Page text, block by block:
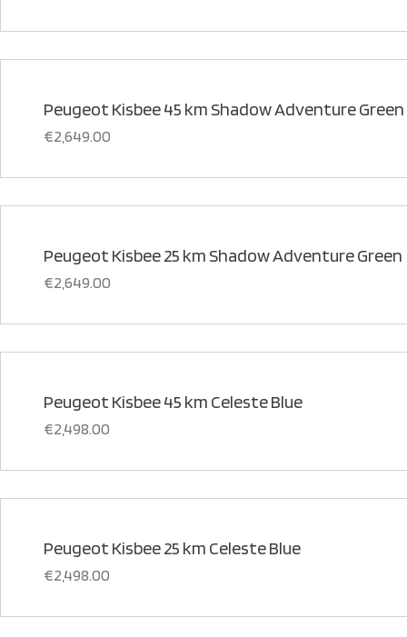
Peugeot Kisbee 45 km Shadow Adventure Green
€2,649.00
Peugeot Kisbee 25 km Shadow Adventure Green
€2,649.00
Peugeot Kisbee 45 km Celeste Blue
€2,498.00
Peugeot Kisbee 25 km Celeste Blue
€2,498.00